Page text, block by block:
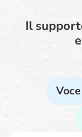
Il
Voce